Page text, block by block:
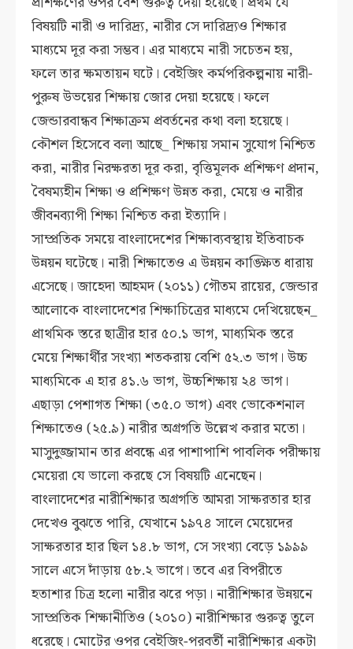
বিষয়টি নারী ও দারিদ্র্য, নারীর সে দারিদ্র্যও শিক্ষার
মাধ্যমে দূর করা সম্ভব। এর মাধ্যমে নারী সচেতন হয়,
ফলে তার ক্ষমতায়ন ঘটে। বেইজিং কর্মপরিকল্পনায় নারী-
পুরুষ উভয়ের শিক্ষায় জোর দেয়া হয়েছে। ফলে
জেন্ডারবান্ধব শিক্ষাক্রম প্রবর্তনের কথা বলা হয়েছে।
কৌশল হিসেবে বলা আছে_ শিক্ষায় সমান সুযোগ নিশ্চিত
করা, নারীর নিরক্ষরতা দূর করা, বৃত্তিমূলক প্রশিক্ষণ প্রদান,
বৈষম্যহীন শিক্ষা ও প্রশিক্ষণ উন্নত করা, মেয়ে ও নারীর
জীবনব্যাপী শিক্ষা নিশ্চিত করা ইত্যাদি।
সাম্প্রতিক সময়ে বাংলাদেশের শিক্ষাব্যবস্থায় ইতিবাচক
উন্নয়ন ঘটেছে। নারী শিক্ষাতেও এ উন্নয়ন কাঙ্ক্ষিত ধারায়
এসেছে। জাহেদা আহমদ (২০১১) গৌতম রায়ের, জেন্ডার
আলোকে বাংলাদেশের শিক্ষাচিত্রের মাধ্যমে দেখিয়েছেন_
প্রাথমিক স্তরে ছাত্রীর হার ৫০.১ ভাগ, মাধ্যমিক স্তরে
মেয়ে শিক্ষার্থীর সংখ্যা শতকরায় বেশি ৫২.৩ ভাগ। উচ্চ
মাধ্যমিকে এ হার ৪১.৬ ভাগ, উচ্চশিক্ষায় ২৪ ভাগ।
এছাড়া পেশাগত শিক্ষা (৩৫.০ ভাগ) এবং ভোকেশনাল
শিক্ষাতেও (২৫.৯) নারীর অগ্রগতি উল্লেখ করার মতো।
মাসুদুজ্জামান তার প্রবন্ধে এর পাশাপাশি পাবলিক পরীক্ষায়
মেয়েরা যে ভালো করছে সে বিষয়টি এনেছেন।
বাংলাদেশের নারীশিক্ষার অগ্রগতি আমরা সাক্ষরতার হার
দেখেও বুঝতে পারি, যেখানে ১৯৭৪ সালে মেয়েদের
সাক্ষরতার হার ছিল ১৪.৮ ভাগ, সে সংখ্যা বেড়ে ১৯৯৯
সালে এসে দাঁড়ায় ৫৮.২ ভাগে। তবে এর বিপরীতে
হতাশার চিত্র হলো নারীর ঝরে পড়া। নারীশিক্ষার উন্নয়নে
সাম্প্রতিক শিক্ষানীতিও (২০১০) নারীশিক্ষার গুরুত্ব তুলে
ধরেছে। মোটের ওপর বেইজিং-পরবর্তী নারীশিক্ষার একটা